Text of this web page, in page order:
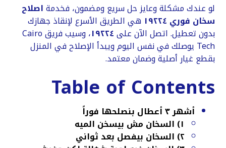
لو عندك مشكلة وعايز حل سريع ومضمون، فخدمةاصلاح
سخان فوري ١٩٢٢٤
هي الطريق الأسرع لإنقاذ جهازك
بدون تعطيل. اتصل الآن على١٩٢٢٤
، وسيب فريق Cairo
Tech يوصلك في نفس اليوم ويبدأ الإصلاح في المنزل
بقطع غيار أصلية وضمان معتمد.
Table of Contents
أشهر ٣ أعطال بنصلحها فوراً
١) السخان مش بيسخن الميه
٢) السخان بيفصل بعد ثواني